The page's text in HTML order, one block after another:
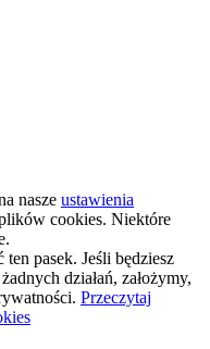
nasze ustawienia
cookies. Niektóre
pasek. Jeśli będziesz
działań, założymy,
Przeczytaj